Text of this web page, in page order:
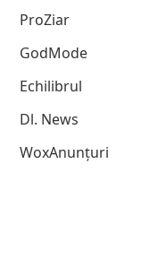
ProZiar
GodMode
Echilibrul
Dl. News
WoxAnunțuri